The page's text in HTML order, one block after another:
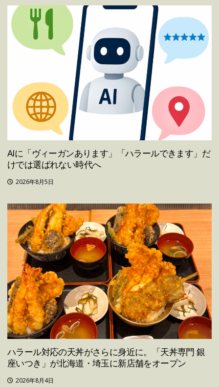
AIに「ヴィーガンあります」「ハラールできます」だ
けでは選ばれない時代へ
2026年8月5日
ハラール対応の天丼がさらに身近に。「天丼専門 銀
座いつき」が北海道・埼玉に新店舗をオープン
2026年8月4日